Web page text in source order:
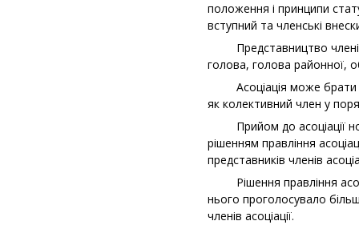
положення і принципи
вступний та членські
Представництво членів
голова, голова районної,
Асоціація може брати
як колективний член у
Прийом до асоціації
рішенням правління
представників членів
Рішення правління
нього проголосувало
членів асоціації.